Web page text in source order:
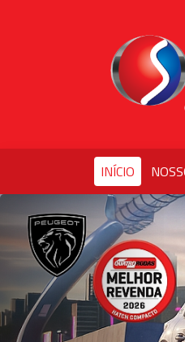
INÍCIO